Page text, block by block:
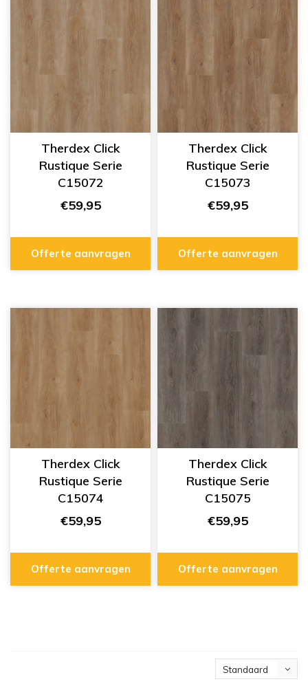
Therdex Click
Rustique Serie
C15072
€59,95
Offerte aanvragen
Therdex Click
Rustique Serie
C15073
€59,95
Offerte aanvragen
Therdex Click
Rustique Serie
C15074
€59,95
Offerte aanvragen
Therdex Click
Rustique Serie
C15075
€59,95
Offerte aanvragen
Standaard